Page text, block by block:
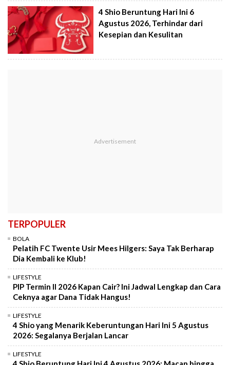
4 Shio Beruntung Hari Ini 6
Agustus 2026, Terhindar dari
Kesepian dan Kesulitan
TERPOPULER
BOLA
Pelatih FC Twente Usir Mees Hilgers: Saya Tak Berharap
Dia Kembali ke Klub!
LIFESTYLE
PIP Termin II 2026 Kapan Cair? Ini Jadwal Lengkap dan Cara
Ceknya agar Dana Tidak Hangus!
LIFESTYLE
4 Shio yang Menarik Keberuntungan Hari Ini 5 Agustus
2026: Segalanya Berjalan Lancar
LIFESTYLE